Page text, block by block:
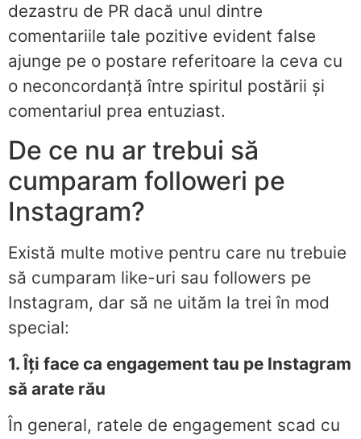
dezastru de PR dacă unul dintre
comentariile tale pozitive evident false
ajunge pe o postare referitoare la ceva cu
o neconcordanță între spiritul postării și
comentariul prea entuziast.
De ce nu ar trebui să
cumparam followeri pe
Instagram?
Există multe motive pentru care nu trebuie
să cumparam like-uri sau followers pe
Instagram, dar să ne uităm la trei în mod
special:
1. Îți face ca engagement tau pe Instagram
să arate rău
În general, ratele de engagement scad cu